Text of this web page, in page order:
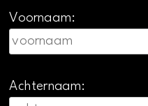
Voornaam:
Achternaam: